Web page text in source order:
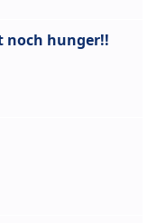
noch hunger!!